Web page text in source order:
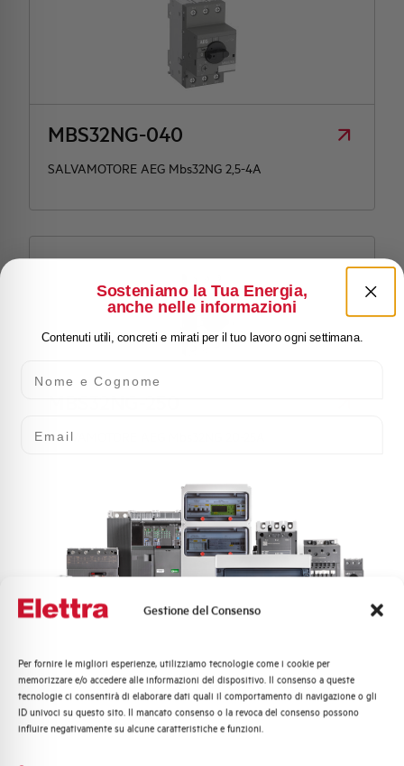
Gestione del Consenso
Per fornire le migliori esperienze, utilizziamo tecnologie come i cookie per
memorizzare e/o accedere alle informazioni del dispositivo. Il consenso a queste
tecnologie ci consentirà di elaborare dati quali il comportamento di navigazione o gli
ID univoci su questo sito. Il mancato consenso o la revoca del consenso possono
influire negativamente su alcune caratteristiche e funzioni.
MBS32NG-040
SALVAMOTORE AEG Mbs32NG 2,5-4A
SALVAMOTORE AEG Mbs32NG 20-25A
MBS32NG-320
SALVAMOTORE AEG Mbs32NG 25-32A
Sosteniamo la Tua Energia,
anche nelle informazioni
Contenuti utili, concreti e mirati per il tuo lavoro ogni settimana.
Quali argomenti ti interessano di più?
Distribuzione di Energia
Automazione Industriale